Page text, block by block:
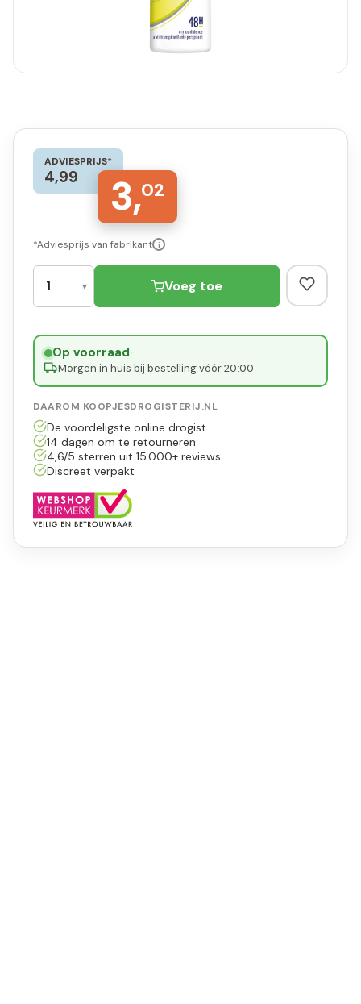
ADVIESPRIJS*
4,99 3,02
*Adviesprijs van fabrikant i
Voeg toe
Op voorraad·
Morgen in huis bij bestelling vóór 20:00
DAAROM KOOPJESDROGISTERIJ.NL
De voordeligste online drogist
14 dagen om te retourneren
4,6/5 sterren uit 15.000+ reviews
Discreet verpakt